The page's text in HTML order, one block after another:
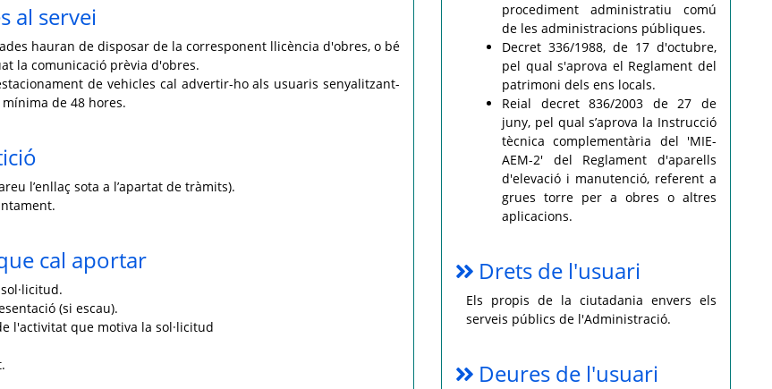
al servei
hauran de disposar de la corresponent llicència d'obres, o bé
la comunicació prèvia d'obres.
de vehicles cal advertir-ho als usuaris senyalitzant-
de 48 hores.
l’enllaç sota a l’apartat de tràmits).
cal aportar
(si escau).
l'activitat que motiva la sol·licitud
procediment administratiu comú
de les administracions públiques.
Decret 336/1988, de 17 d'octubre,
pel qual s'aprova el Reglament del
patrimoni dels ens locals.
Reial decret 836/2003 de 27 de
juny, pel qual s’aprova la Instrucció
tècnica complementària del 'MIE-
AEM-2' del Reglament d'aparells
d'elevació i manutenció, referent a
grues torre per a obres o altres
aplicacions.
Drets de l'usuari
Els propis de la ciutadania envers els
serveis públics de l'Administració.
Deures de l'usuari